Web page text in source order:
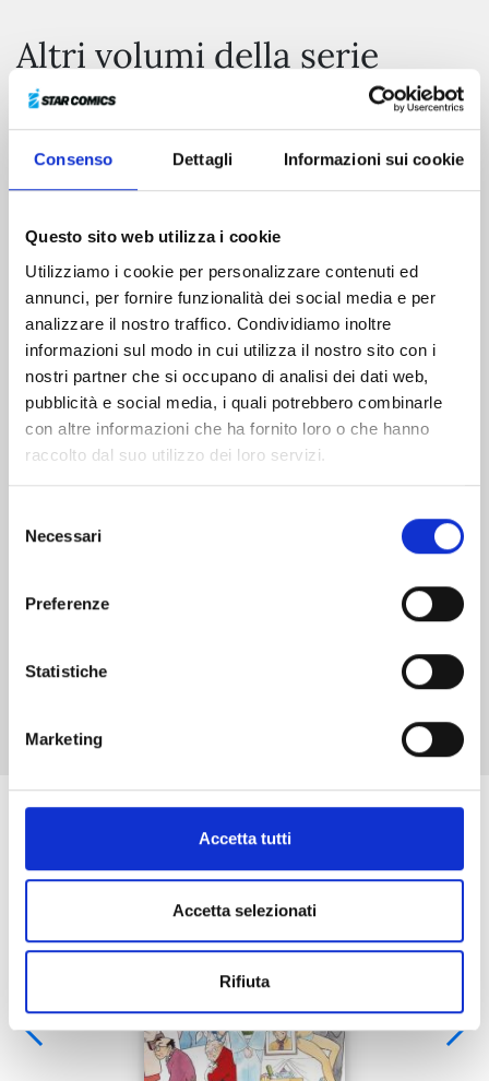
Consenso Dettagli Informazioni sui cookie
Questo sito web utilizza i cookie
Utilizziamo i cookie per personalizzare contenuti ed
annunci, per fornire funzionalità dei social media e per
analizzare il nostro traffico. Condividiamo inoltre
informazioni sul modo in cui utilizza il nostro sito con i
nostri partner che si occupano di analisi dei dati web,
pubblicità e social media, i quali potrebbero combinarle
con altre informazioni che ha fornito loro o che hanno
raccolto dal suo utilizzo dei loro servizi.
delNecessari
Preferenze
Statistiche
Marketing
Accetta tutti
Accetta selezionati
Rifiuta
Altri volumi della serie
GUYVER n. 25
Se ti è piaciuto prova anche: